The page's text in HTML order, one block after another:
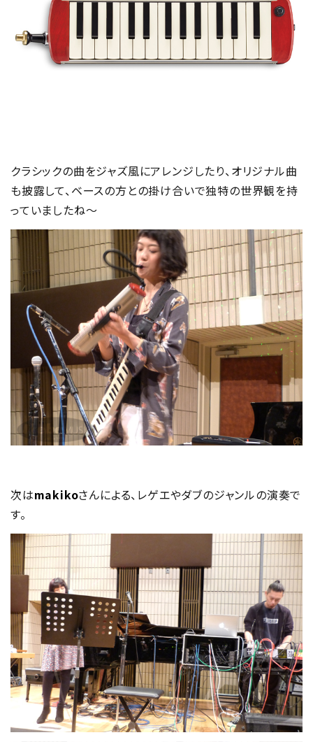
クラシックの曲をジャズ風にアレンジしたり、オリジナル曲
も披露して、ベースの方との掛け合いで独特の世界観を持
っていましたね～
次はmakikoさんによる、レゲエやダブのジャンルの演奏で
す。